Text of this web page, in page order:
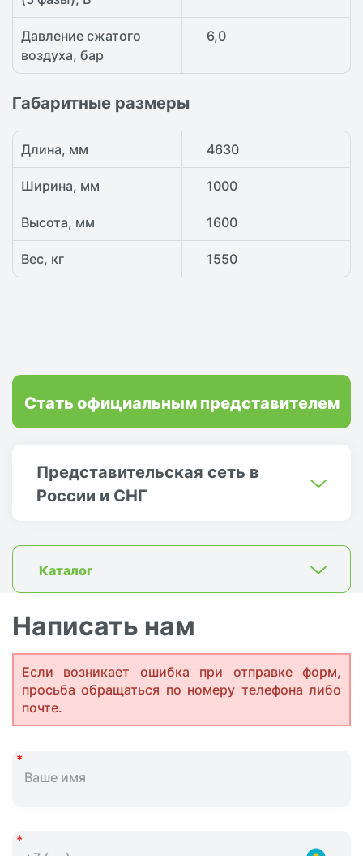
Давление сжатого
воздуха, бар
6,0
Габаритные размеры
Длина, мм 4630
Ширина, мм 1000
Высота, мм 1600
Вес, кг 1550
Представительская сеть в
России и СНГ
Стать официальным представителем
Каталог
Написать нам
Если возникает ошибка при отправке форм,
просьба обращаться по номеру телефона либо
почте.